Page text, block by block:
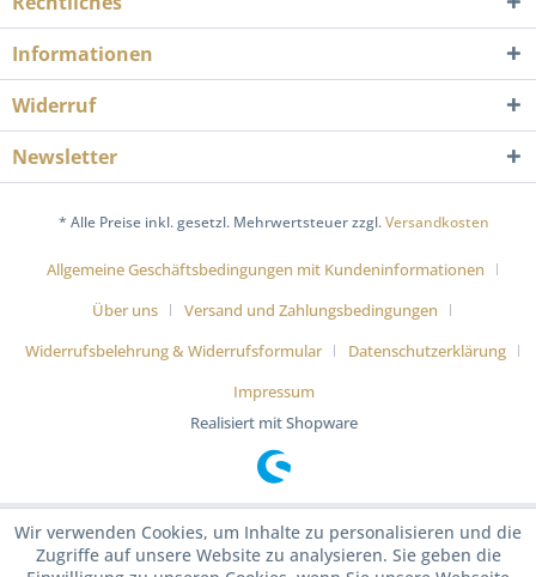
Informationen
Widerruf
Newsletter
* Alle Preise inkl. gesetzl. Mehrwertsteuer zzgl.Versandkosten
Allgemeine Geschäftsbedingungen mit Kundeninformationen
Über uns
Versand und Zahlungsbedingungen
Widerrufsbelehrung & Widerrufsformular
Datenschutzerklärung
Impressum
Realisiert mit Shopware
Wir verwenden Cookies, um Inhalte zu personalisieren und die
Zugriffe auf unsere Website zu analysieren. Sie geben die